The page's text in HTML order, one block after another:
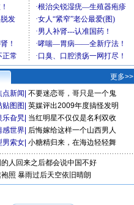
更多>>
点新闻 不要迷恋哥，哥只是一个鬼
贴图图 英媒评出2009年度搞怪发明
乐旮旯 当红明星不仅仅是名利双收
感世界 后悔嫁给这样一个山西男人
男索女 小糖精归来，在海边轻轻舞
人回来之后都会说中国不好
照 暴雨过后天空依旧晴朗